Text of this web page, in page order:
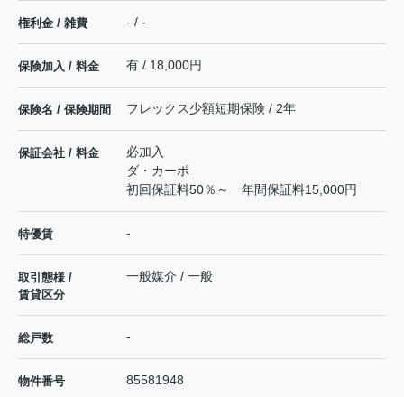
権利金 / 雑費 - / -
保険加入 / 料金 有 / 18,000円
保険名 / 保険期間 フレックス少額短期保険 / 2年
保証会社 / 料金
必加入
ダ・カーポ
初回保証料50％～ 年間保証料15,000円
特優賃 -
取引態様 /
賃貸区分
一般媒介 / 一般
総戸数 -
物件番号 85581948